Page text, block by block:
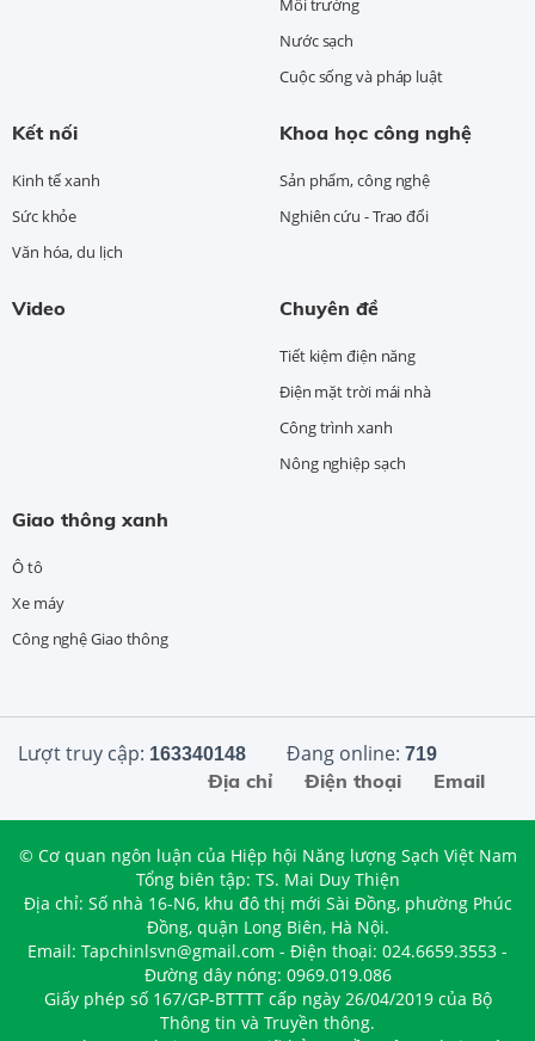
Môi trường
Nước sạch
Cuộc sống và pháp luật
Kết nối
Kinh tế xanh
Sức khỏe
Văn hóa, du lịch
Khoa học công nghệ
Sản phẩm, công nghệ
Nghiên cứu - Trao đổi
Video Chuyên đề
Tiết kiệm điện năng
Điện mặt trời mái nhà
Công trình xanh
Nông nghiệp sạch
Giao thông xanh
Ô tô
Xe máy
Công nghệ Giao thông
Lượt truy cập: 163340148 Đang online: 719
Email
Điện thoại
Địa chỉ
© Cơ quan ngôn luận của Hiệp hội Năng lượng Sạch Việt Nam
Tổng biên tập: TS. Mai Duy Thiện
Địa chỉ: Số nhà 16-N6, khu đô thị mới Sài Đồng, phường Phúc
Đồng, quận Long Biên, Hà Nội.
Email: Tapchinlsvn@gmail.com - Điện thoại: 024.6659.3553 -
Đường dây nóng: 0969.019.086
Giấy phép số 167/GP-BTTTT cấp ngày 26/04/2019 của Bộ
Thông tin và Truyền thông.